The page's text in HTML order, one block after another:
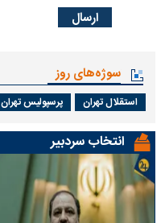
سوژه‌های روز
استقلال تهران پرسپولیس تهران
انتخاب سردبیر